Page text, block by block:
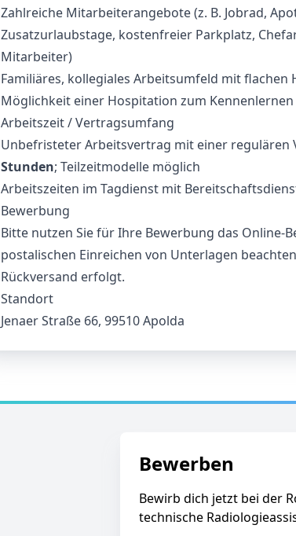
Zahlreiche Mitarbeiterangebote (z. B. Jobrad,
Zusatzurlaubstage, kostenfreier Parkplatz,
Mitarbeiter)
Familiäres, kollegiales Arbeitsumfeld mit flachen
Möglichkeit einer Hospitation zum Kennenlernen
Arbeitszeit / Vertragsumfang
Unbefristeter Arbeitsvertrag mit einer regulären
Stunden; Teilzeitmodelle möglich
Arbeitszeiten im Tagdienst mit
Bewerbung
Bitte nutzen Sie für Ihre Bewerbung das Online-
postalischen Einreichen von Unterlagen
Rückversand erfolgt.
Standort
Jenaer Straße 66, 99510 Apolda
Bewerben
Bewirb dich jetzt bei der
technische